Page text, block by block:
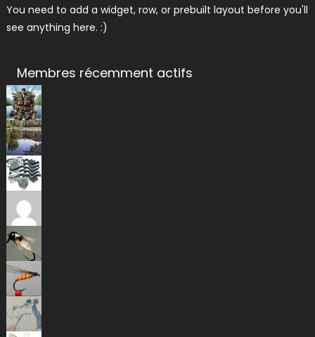
You need to add a widget, row, or prebuilt layout before you'll
see anything here. :)
Membres récemment actifs